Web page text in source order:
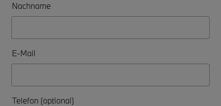
Nachname
E-Mail
Telefon (optional)